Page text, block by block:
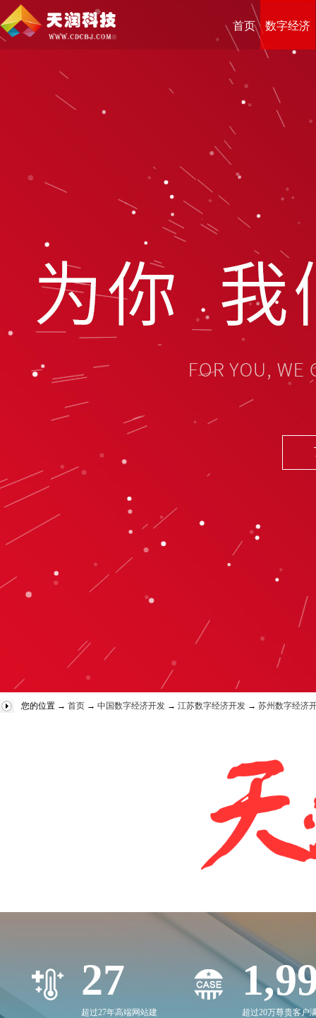
首页 数字经济
您的位置 → 首页 → 中国数字经济开发 → 江苏数字经济开发 → 苏州数字经济
27
超过27年高端网站建
超过20万尊贵客户